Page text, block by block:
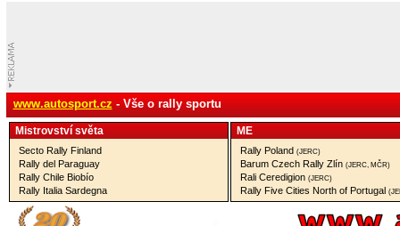
www.autosport.cz - Vše o rally sportu
Mistrovství­ světa
Secto Rally Finland
Rally del Paraguay
Rally Chile Biobío
Rally Italia Sardegna
ME
Rally Poland (JERC)
Barum Czech Rally Zlín (JERC, MČR)
Rali Ceredigion (JERC)
Rally Five Cities North of Portugal